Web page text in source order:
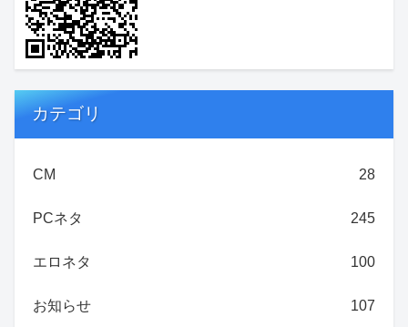
カテゴリ
CM 28
PCネタ 245
エロネタ 100
お知らせ 107